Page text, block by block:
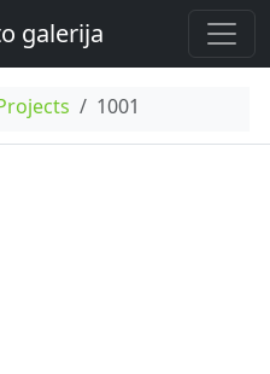
galerija
1001